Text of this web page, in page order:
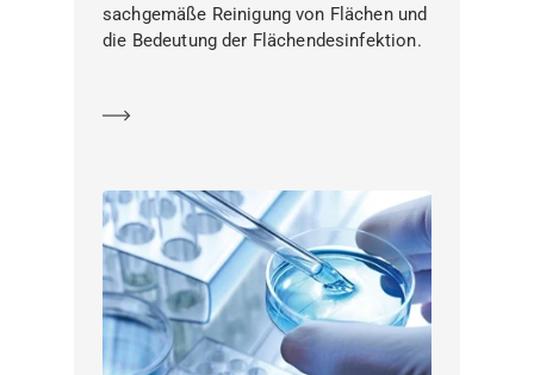
sachgemäße Reinigung von Flächen und
die Bedeutung der Flächendesinfektion.